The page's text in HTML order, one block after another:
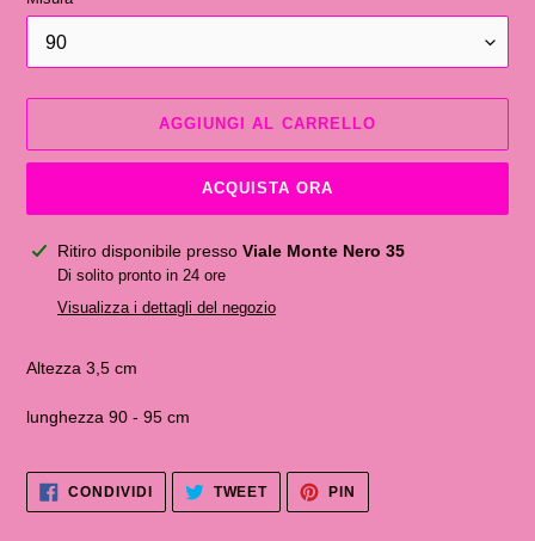
AGGIUNGI AL CARRELLO
ACQUISTA ORA
Inserimento
prodotto
Ritiro disponibile presso Viale Monte Nero 35
Di solito pronto in 24 ore
Visualizza i dettagli del negozio
Altezza 3,5 cm
lunghezza 90 - 95 cm
CONDIVIDICONDIVIDI
SU
FACEBOOK
TWEETTWITTA
TWITTER
PIN
PINTEREST